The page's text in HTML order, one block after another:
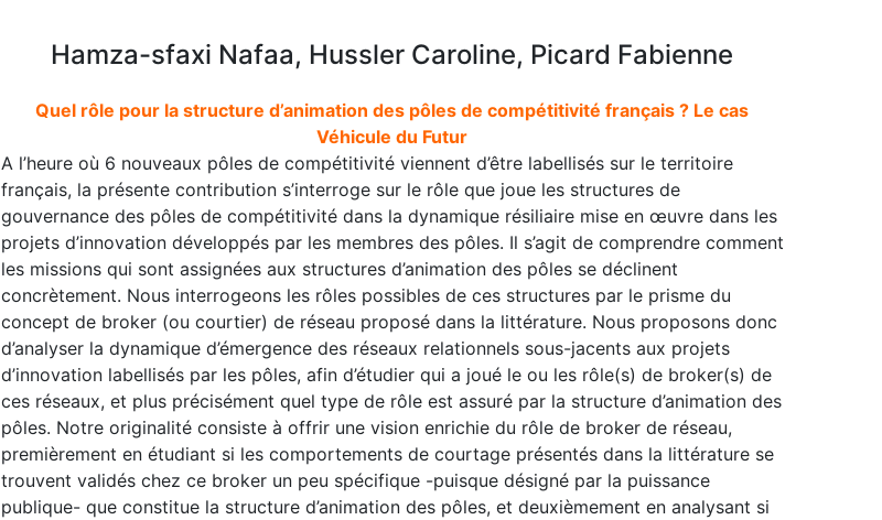
Hamza-sfaxi Nafaa, Hussler Caroline, Picard Fabienne
Quel rôle pour la structure d’animation des pôles de compétitivité français ? Le cas
Véhicule du Futur
A l’heure où 6 nouveaux pôles de compétitivité viennent d’être labellisés sur le territoire
français, la présente contribution s’interroge sur le rôle que joue les structures de
gouvernance des pôles de compétitivité dans la dynamique résiliaire mise en œuvre dans les
projets d’innovation développés par les membres des pôles. Il s’agit de comprendre comment
les missions qui sont assignées aux structures d’animation des pôles se déclinent
concrètement. Nous interrogeons les rôles possibles de ces structures par le prisme du
concept de broker (ou courtier) de réseau proposé dans la littérature. Nous proposons donc
d’analyser la dynamique d’émergence des réseaux relationnels sous-jacents aux projets
d’innovation labellisés par les pôles, afin d’étudier qui a joué le ou les rôle(s) de broker(s) de
ces réseaux, et plus précisément quel type de rôle est assuré par la structure d’animation des
pôles. Notre originalité consiste à offrir une vision enrichie du rôle de broker de réseau,
premièrement en étudiant si les comportements de courtage présentés dans la littérature se
trouvent validés chez ce broker un peu spécifique -puisque désigné par la puissance
publique- que constitue la structure d’animation des pôles, et deuxièmement en analysant si